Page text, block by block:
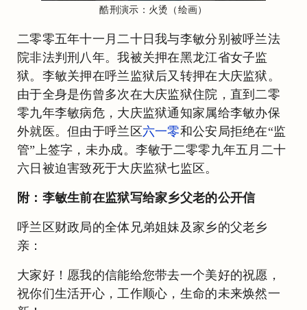
酷刑演示：火烫（绘画）
二零零五年十一月二十日我与李敏分别被呼兰法
院非法判刑八年。我被关押在黑龙江省女子监
狱。李敏关押在呼兰监狱后又转押在大庆监狱。
由于全身是伤曾多次在大庆监狱住院，直到二零
零九年李敏病危，大庆监狱通知家属给李敏办保
外就医。但由于呼兰区六一零和公安局拒绝在“监
管”上签字，未办成。李敏于二零零九年五月二十
六日被迫害致死于大庆监狱七监区。
附：李敏生前在监狱写给家乡父老的公开信
呼兰区财政局的全体兄弟姐妹及家乡的父老乡
亲：
大家好！愿我的信能给您带去一个美好的祝愿，
祝你们生活开心，工作顺心，生命的未来焕然一